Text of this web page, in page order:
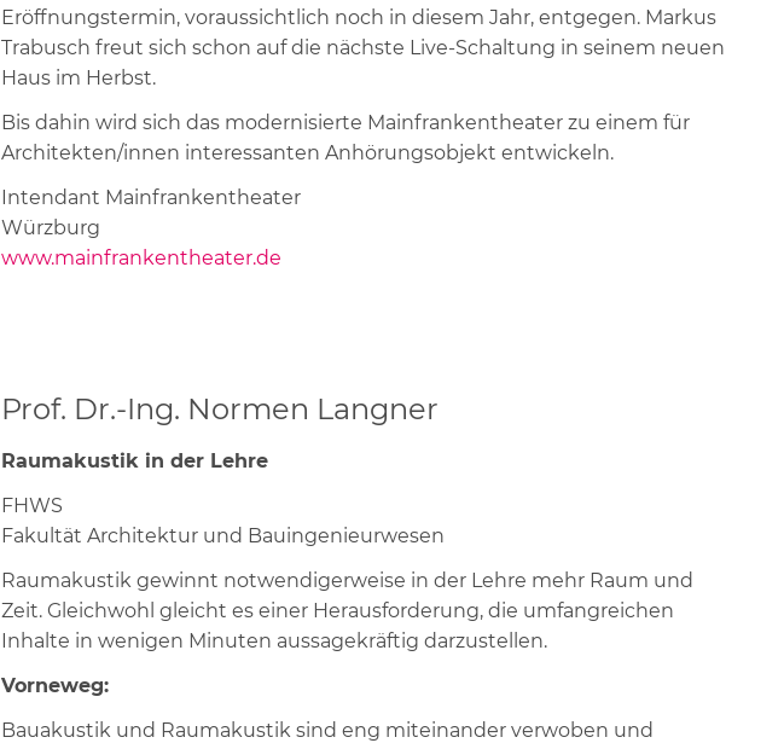
Eröffnungstermin, voraussichtlich noch in diesem Jahr, entgegen. Markus
Trabusch freut sich schon auf die nächste Live-Schaltung in seinem neuen
Haus im Herbst.
Bis dahin wird sich das modernisierte Mainfrankentheater zu einem für
Architekten/innen interessanten Anhörungsobjekt entwickeln.
Intendant Mainfrankentheater
Würzburg
www.mainfrankentheater.de
Prof. Dr.-Ing. Normen Langner
Raumakustik in der Lehre
FHWS
Fakultät Architektur und Bauingenieurwesen
Raumakustik gewinnt notwendigerweise in der Lehre mehr Raum und
Zeit. Gleichwohl gleicht es einer Herausforderung, die umfangreichen
Inhalte in wenigen Minuten aussagekräftig darzustellen.
Vorneweg:
Bauakustik und Raumakustik sind eng miteinander verwoben und